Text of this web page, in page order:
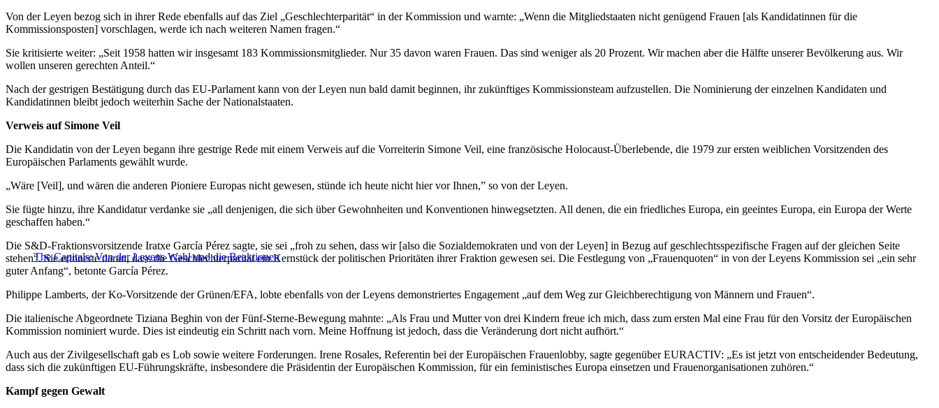
Von der Leyen bezog sich in ihrer Rede ebenfalls auf das Ziel „Geschlechterparität“ in der Kommission und warnte: „Wenn die Mitgliedstaaten nicht genügend Frauen [als Kandidatinnen für die
Kommissionsposten] vorschlagen, werde ich nach weiteren Namen fragen.“
Sie kritisierte weiter: „Seit 1958 hatten wir insgesamt 183 Kommissionsmitglieder. Nur 35 davon waren Frauen. Das sind weniger als 20 Prozent. Wir machen aber die Hälfte unserer Bevölkerung aus. Wir
wollen unseren gerechten Anteil.“
Nach der gestrigen Bestätigung durch das EU-Parlament kann von der Leyen nun bald damit beginnen, ihr zukünftiges Kommissionsteam aufzustellen. Die Nominierung der einzelnen Kandidaten und
Kandidatinnen bleibt jedoch weiterhin Sache der Nationalstaaten.
Verweis auf Simone Veil
Die Kandidatin von der Leyen begann ihre gestrige Rede mit einem Verweis auf die Vorreiterin Simone Veil, eine französische Holocaust-Überlebende, die 1979 zur ersten weiblichen Vorsitzenden des
Europäischen Parlaments gewählt wurde.
„Wäre [Veil], und wären die anderen Pioniere Europas nicht gewesen, stünde ich heute nicht hier vor Ihnen,” so von der Leyen.
Sie fügte hinzu, ihre Kandidatur verdanke sie „all denjenigen, die sich über Gewohnheiten und Konventionen hinwegsetzten. All denen, die ein friedliches Europa, ein geeintes Europa, ein Europa der Werte
geschaffen haben.“
The Capitals: Von der Leyens Wahl und die Reaktionen
Die S&D-Fraktionsvorsitzende Iratxe García Pérez sagte, sie sei „froh zu sehen, dass wir [also die Sozialdemokraten und von der Leyen] in Bezug auf geschlechtsspezifische Fragen auf der gleichen Seite
stehen“. Sie erinnerte daran, dass die Geschlechterparität ein Kernstück der politischen Prioritäten ihrer Fraktion gewesen sei. Die Festlegung von „Frauenquoten“ in von der Leyens Kommission sei „ein sehr
guter Anfang“, betonte García Pérez.
Philippe Lamberts, der Ko-Vorsitzende der Grünen/EFA, lobte ebenfalls von der Leyens demonstriertes Engagement „auf dem Weg zur Gleichberechtigung von Männern und Frauen“.
Die italienische Abgeordnete Tiziana Beghin von der Fünf-Sterne-Bewegung mahnte: „Als Frau und Mutter von drei Kindern freue ich mich, dass zum ersten Mal eine Frau für den Vorsitz der Europäischen
Kommission nominiert wurde. Dies ist eindeutig ein Schritt nach vorn. Meine Hoffnung ist jedoch, dass die Veränderung dort nicht aufhört.“
Auch aus der Zivilgesellschaft gab es Lob sowie weitere Forderungen. Irene Rosales, Referentin bei der Europäischen Frauenlobby, sagte gegenüber EURACTIV: „Es ist jetzt von entscheidender Bedeutung,
dass sich die zukünftigen EU-Führungskräfte, insbesondere die Präsidentin der Europäischen Kommission, für ein feministisches Europa einsetzen und Frauenorganisationen zuhören.“
Kampf gegen Gewalt